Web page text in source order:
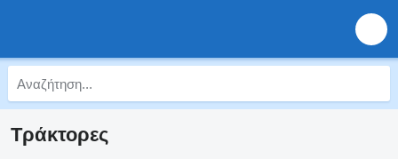
Τράκτορες